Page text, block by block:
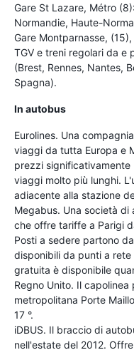
Gare St Lazare, Métro
Normandie, Haute-
Gare Montparnasse,
TGV e treni regolari da e
(Brest, Rennes, Nantes,
Spagna).
In autobus
Eurolines. Una
viaggi da tutta Europa e
prezzi significativamente
viaggi molto più lunghi.
adiacente alla stazione
Megabus. Una società
che offre tariffe a Parigi
Posti a sedere partono
disponibili da punti a rete
gratuita è disponibile
Regno Unito. Il
metropolitana Porte
17 °.
iDBUS. Il braccio di
nell'estate del 2012.